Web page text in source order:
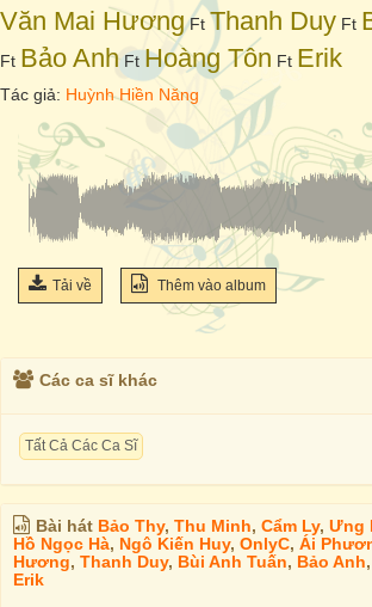
Văn Mai HươngFt Thanh Duy Ft
Ft Bảo AnhFt Hoàng Tôn Ft Erik
Tác giả: Huỳnh Hiền Năng
Tải về Thêm vào album
Các ca sĩ khác
Tất Cả Các Ca Sĩ
Bài hát Bảo Thy, Thu Minh, Cẩm Ly, Ưng
Hồ Ngọc Hà, Ngô Kiến Huy, OnlyC, Ái
Hương, Thanh Duy, Bùi Anh Tuấn, Bảo Anh,
Erik